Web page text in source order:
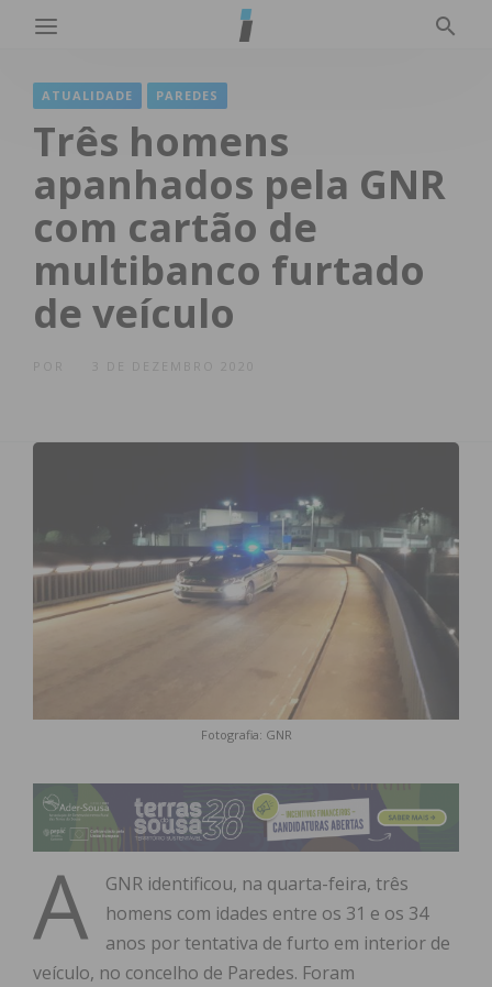
ATUALIDADE PAREDES
Três homens
apanhados pela GNR
com cartão de
multibanco furtado
de veículo
Fotografia: GNR
A
GNR identificou, na quarta-feira, três
homens com idades entre os 31 e os 34
anos por tentativa de furto em interior de
veículo, no concelho de Paredes. Foram